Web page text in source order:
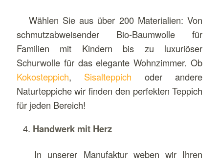
Wählen Sie aus über 200 Materialien: Von
schmutzabweisender Bio-Baumwolle für
Familien mit Kindern bis zu luxuriöser
Schurwolle für das elegante Wohnzimmer. Ob
Kokosteppich, Sisalteppich oder andere
Naturteppiche wir finden den perfekten Teppich
für jeden Bereich!
Handwerk mit Herz
In unserer Manufaktur weben wir Ihren